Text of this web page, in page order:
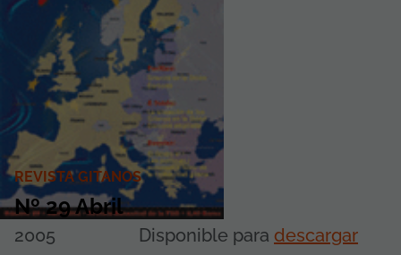
REVISTA GITANOS
Nº 29 Abril
2005 Disponible para descargar